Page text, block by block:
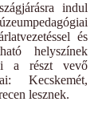
indul
és
helyszínek
a részt vevő
Kecskemét,
lesznek.